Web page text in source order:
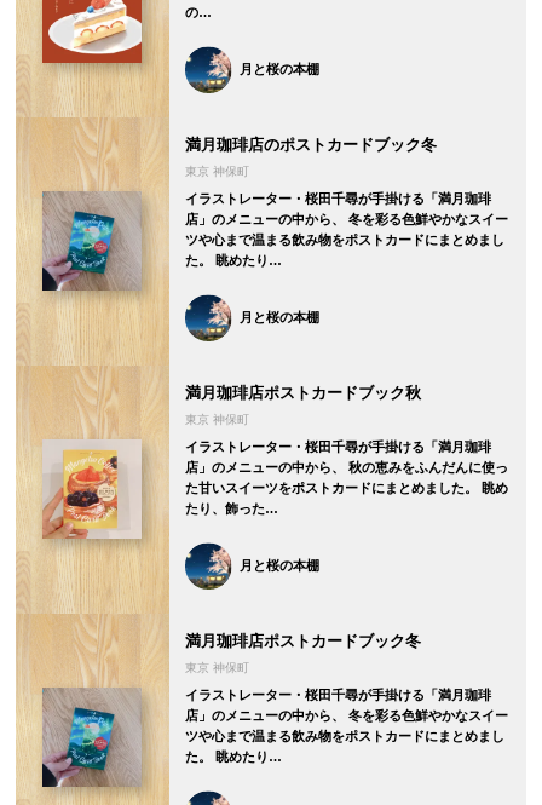
の…
月と桜の本棚
満月珈琲店のポストカードブック冬
東京 神保町
イラストレーター・桜田千尋が手掛ける「満月珈琲
店」のメニューの中から、 冬を彩る色鮮やかなスイー
ツや心まで温まる飲み物をポストカードにまとめまし
た。 眺めたり…
月と桜の本棚
満月珈琲店ポストカードブック秋
東京 神保町
イラストレーター・桜田千尋が手掛ける「満月珈琲
店」のメニューの中から、 秋の恵みをふんだんに使っ
た甘いスイーツをポストカードにまとめました。 眺め
たり、飾った…
月と桜の本棚
満月珈琲店ポストカードブック冬
東京 神保町
イラストレーター・桜田千尋が手掛ける「満月珈琲
店」のメニューの中から、 冬を彩る色鮮やかなスイー
ツや心まで温まる飲み物をポストカードにまとめまし
た。 眺めたり…